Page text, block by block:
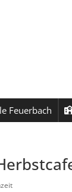
Feuerbach